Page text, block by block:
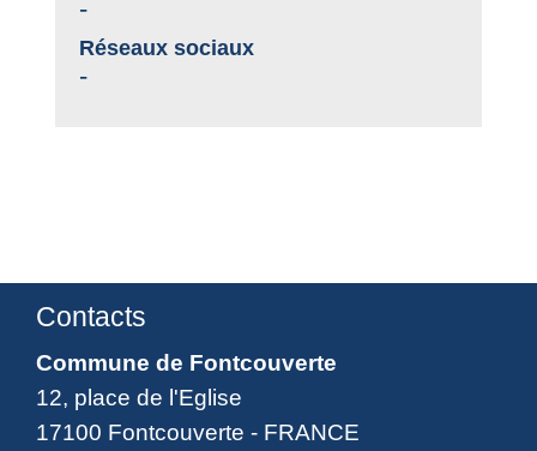
-
Réseaux sociaux
-
Contacts
Commune de Fontcouverte
12, place de l'Eglise
17100 Fontcouverte - FRANCE